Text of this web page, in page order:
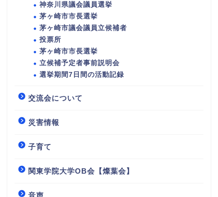
神奈川県議会議員選挙
茅ヶ崎市市長選挙
茅ヶ崎市議会議員立候補者
投票所
茅ヶ崎市市長選挙
立候補予定者事前説明会
選挙期間7日間の活動記録
交流会について
災害情報
子育て
関東学院大学OB会【燦葉会】
音声